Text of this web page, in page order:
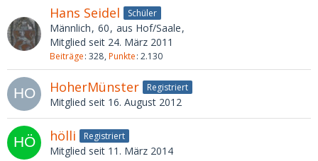
Hans Seidel Schüler
Männlich 60 aus Hof/Saale
Mitglied seit 24. März 2011
Beiträge 328 Punkte 2.130
HoherMünster Registriert
Mitglied seit 16. August 2012
hölli Registriert
Mitglied seit 11. März 2014